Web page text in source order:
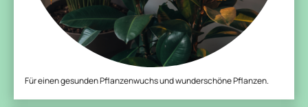
Für einen gesunden Pflanzenwuchs und wunderschöne Pflanzen.